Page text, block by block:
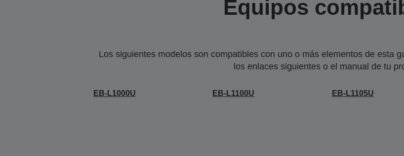
Equipos
Los siguientes modelos son compatibles con uno o más elementos de esta
los enlaces siguientes o el manual de tu
EB-L1000U EB-L1100U EB-L1105U